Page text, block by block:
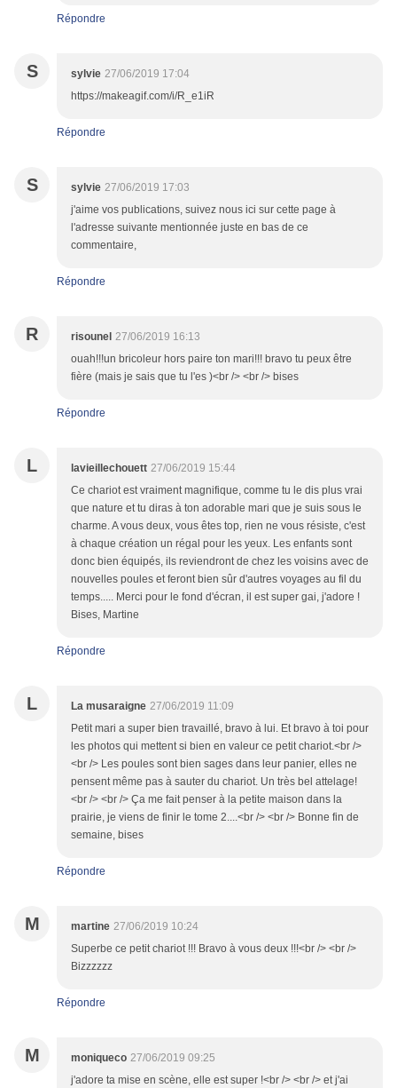
Répondre
S sylvie 27/06/2019 17:04
https://makeagif.com/i/R_e1iR
Répondre
S sylvie 27/06/2019 17:03
j'aime vos publications, suivez nous ici sur cette page à
l'adresse suivante mentionnée juste en bas de ce
commentaire,
Répondre
R risounel 27/06/2019 16:13
ouah!!!un bricoleur hors paire ton mari!!! bravo tu peux être
fière (mais je sais que tu l'es )<br /> <br /> bises
Répondre
L lavieillechouett 27/06/2019 15:44
Ce chariot est vraiment magnifique, comme tu le dis plus vrai
que nature et tu diras à ton adorable mari que je suis sous le
charme. A vous deux, vous êtes top, rien ne vous résiste, c'est
à chaque création un régal pour les yeux. Les enfants sont
donc bien équipés, ils reviendront de chez les voisins avec de
nouvelles poules et feront bien sûr d'autres voyages au fil du
temps..... Merci pour le fond d'écran, il est super gai, j'adore !
Bises, Martine
Répondre
L La musaraigne 27/06/2019 11:09
Petit mari a super bien travaillé, bravo à lui. Et bravo à toi pour
les photos qui mettent si bien en valeur ce petit chariot.<br />
<br /> Les poules sont bien sages dans leur panier, elles ne
pensent même pas à sauter du chariot. Un très bel attelage!
<br /> <br /> Ça me fait penser à la petite maison dans la
prairie, je viens de finir le tome 2....<br /> <br /> Bonne fin de
semaine, bises
Répondre
M martine 27/06/2019 10:24
Superbe ce petit chariot !!! Bravo à vous deux !!!<br /> <br />
Bizzzzzz
Répondre
M moniqueco 27/06/2019 09:25
j'adore ta mise en scène, elle est super !<br /> <br /> et j'ai